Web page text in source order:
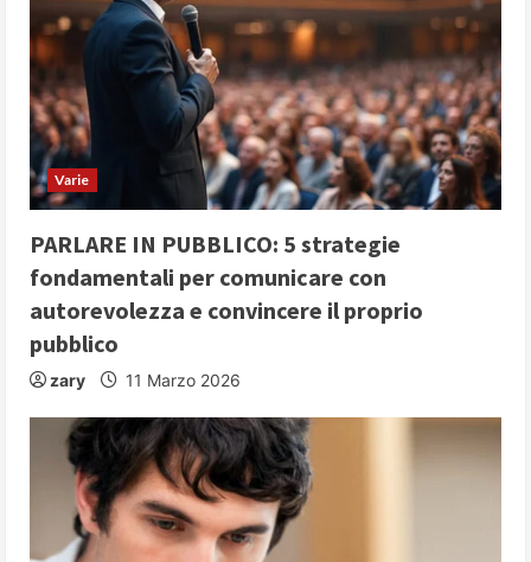
R
e
a
d
i
n
g
Varie
PARLARE IN PUBBLICO: 5 strategie
fondamentali per comunicare con
autorevolezza e convincere il proprio
pubblico
zary 11 Marzo 2026